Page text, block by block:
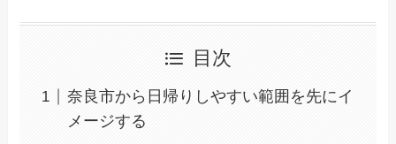
目次
奈良市から日帰りしやすい範囲を先にイ
メージする